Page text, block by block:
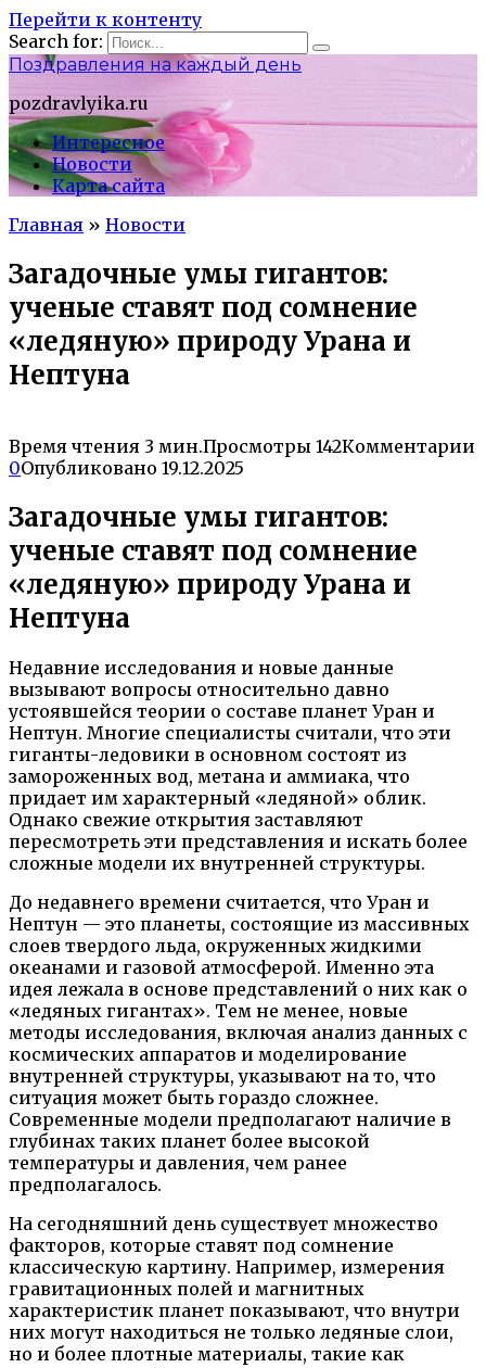
Перейти к контенту
Search for:
Поздравления на каждый день
pozdravlyika.ru
Интересное
Новости
Карта сайта
Главная » Новости
Загадочные умы гигантов:
ученые ставят под сомнение
«ледяную» природу Урана и
Нептуна
Время чтения 3 мин.Просмотры 142Комментарии
0Опубликовано 19.12.2025
Загадочные умы гигантов:
ученые ставят под сомнение
«ледяную» природу Урана и
Нептуна
Недавние исследования и новые данные
вызывают вопросы относительно давно
устоявшейся теории о составе планет Уран и
Нептун. Многие специалисты считали, что эти
гиганты-ледовики в основном состоят из
замороженных вод, метана и аммиака, что
придает им характерный «ледяной» облик.
Однако свежие открытия заставляют
пересмотреть эти представления и искать более
сложные модели их внутренней структуры.
До недавнего времени считается, что Уран и
Нептун — это планеты, состоящие из массивных
слоев твердого льда, окруженных жидкими
океанами и газовой атмосферой. Именно эта
идея лежала в основе представлений о них как о
«ледяных гигантах». Тем не менее, новые
методы исследования, включая анализ данных с
космических аппаратов и моделирование
внутренней структуры, указывают на то, что
ситуация может быть гораздо сложнее.
Современные модели предполагают наличие в
глубинах таких планет более высокой
температуры и давления, чем ранее
предполагалось.
На сегодняшний день существует множество
факторов, которые ставят под сомнение
классическую картину. Например, измерения
гравитационных полей и магнитных
характеристик планет показывают, что внутри
них могут находиться не только ледяные слои,
но и более плотные материалы, такие как